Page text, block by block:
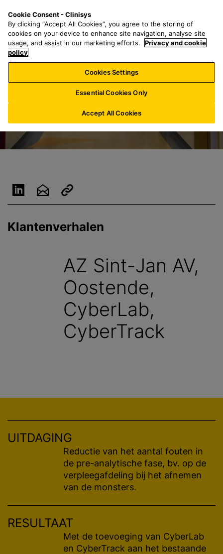
e
a
r
h
f
o
:
n
u
Klantenverhalen
AZ Sint-Jan AV,
Oostende,
CyberLab,
CyberTrack
UITDAGING
Reductie van het aantal fouten in
de pre-analytische fase, bv. op de
verpleegafdeling bij het afnemen
van de monsters.
RESULTAAT
Met de toevoeging van CyberLab
en CyberTrack aan het bestaande
Cookie Consent - Clinisys
By clicking “Accept All Cookies”, you agree to the storing of
cookies on your device to enhance site navigation, analyse site
usage, and assist in our marketing efforts.
Privacy and cookie
policy
Cookies Settings
Essential Cookies Only
Accept All Cookies